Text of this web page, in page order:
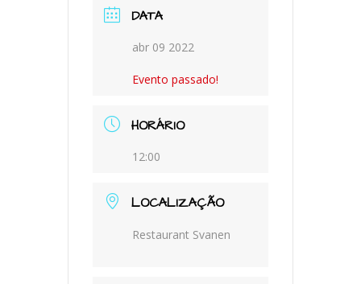
DATA
abr 09 2022
Evento passado!
HORÁRIO
12:00
LOCALIZAÇÃO
Restaurant Svanen